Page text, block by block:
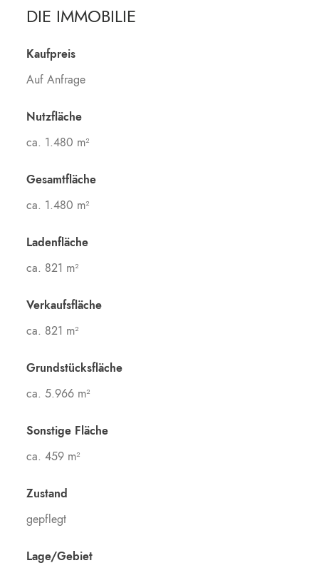
DIE IMMOBILIE
Kaufpreis
Auf Anfrage
Nutzfläche
ca. 1.480 m²
Gesamtfläche
ca. 1.480 m²
Ladenfläche
ca. 821 m²
Verkaufsfläche
ca. 821 m²
Grundstücksfläche
ca. 5.966 m²
Sonstige Fläche
ca. 459 m²
Zustand
gepflegt
Lage/Gebiet